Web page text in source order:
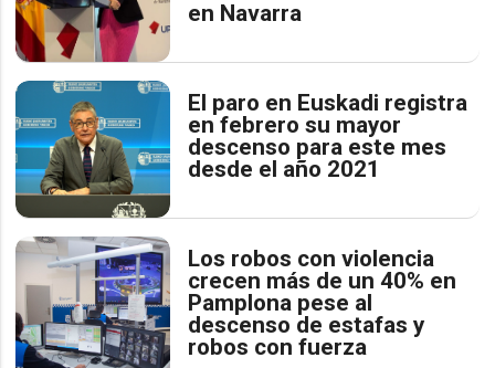
en Navarra
El paro en Euskadi registra
en febrero su mayor
descenso para este mes
desde el año 2021
Los robos con violencia
crecen más de un 40% en
Pamplona pese al
descenso de estafas y
robos con fuerza